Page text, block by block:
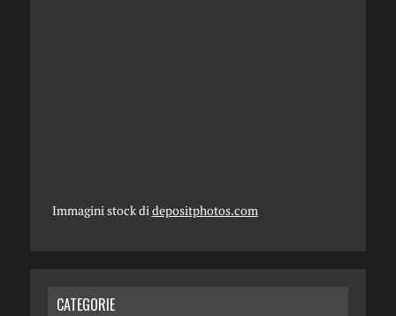
Immagini stock didepositphotos.com
CATEGORIE